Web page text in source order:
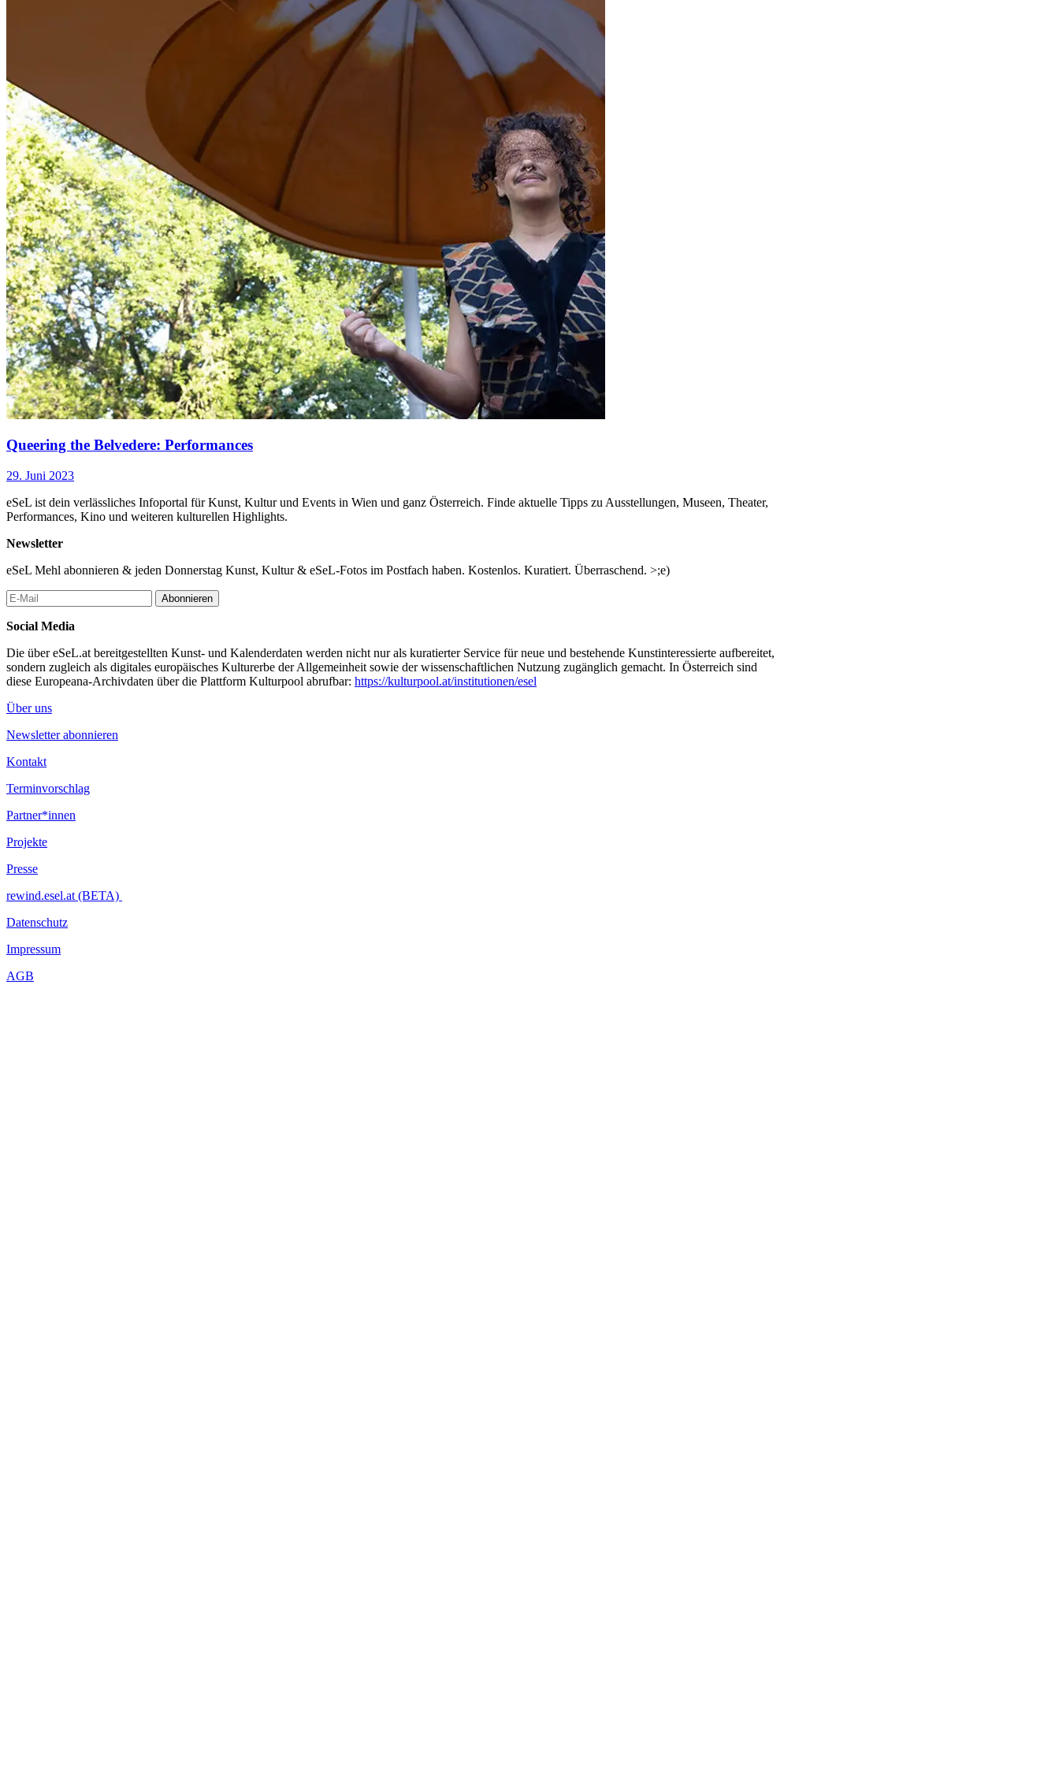
Queering the Belvedere: Performances
29. Juni 2023
eSeL ist dein verlässliches Infoportal für Kunst, Kultur und Events in Wien und ganz Österreich. Finde aktuelle Tipps zu Ausstellungen, Museen, Theater,
Performances, Kino und weiteren kulturellen Highlights.
Newsletter
eSeL Mehl abonnieren & jeden Donnerstag Kunst, Kultur & eSeL-Fotos im Postfach haben. Kostenlos. Kuratiert. Überraschend. >;e)
Abonnieren
Social Media
Die über eSeL.at bereitgestellten Kunst- und Kalenderdaten werden nicht nur als kuratierter Service für neue und bestehende Kunstinteressierte aufbereitet,
sondern zugleich als digitales europäisches Kulturerbe der Allgemeinheit sowie der wissenschaftlichen Nutzung zugänglich gemacht. In Österreich sind
diese Europeana-Archivdaten über die Plattform Kulturpool abrufbar: https://kulturpool.at/institutionen/esel
Über uns
Newsletter abonnieren
Kontakt
Terminvorschlag
Partner*innen
Projekte
Presse
rewind.esel.at (BETA)
Datenschutz
Impressum
AGB